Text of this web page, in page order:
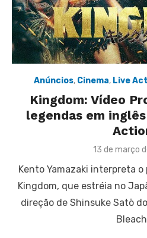
Anúncios, Cinema, Live
Kingdom: Vídeo
legendas em
Posted
13 de março
Kento Yamazaki interpreta
Kingdom, que estréia no
direção de Shinsuke Satō